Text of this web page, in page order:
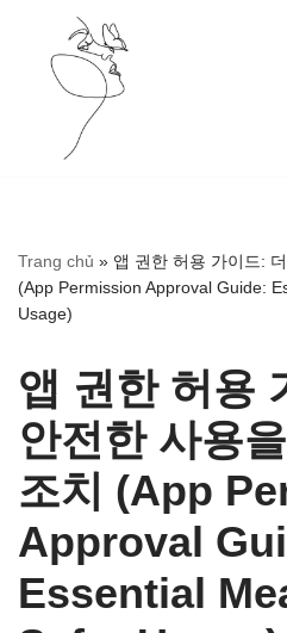
Skip
Trang chủ » 앱 권한 허용 가이드:
(App Permission Approval Guide:
Usage)
앱 권한 허용
안전한 사용
조치 (App
Approval
Essential